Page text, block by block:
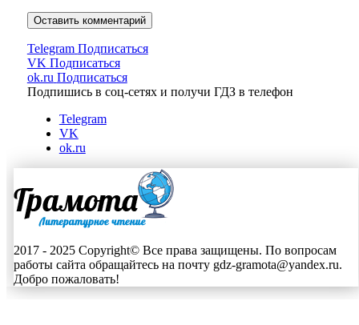
Telegram Подписаться
VK Подписаться
ok.ru Подписаться
Подпишись в соц-сетях и получи ГДЗ в телефон
Telegram
VK
ok.ru
2017 - 2025 Copyright© Все права защищены. По вопросам
работы сайта обращайтесь на почту gdz-gramota@yandex.ru.
Добро пожаловать!